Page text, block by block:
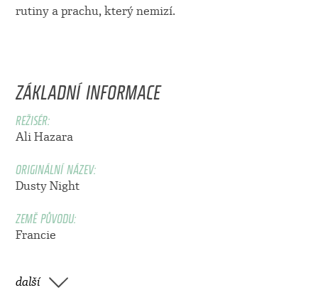
rutiny a prachu, který nemizí.
ZÁKLADNÍ INFORMACE
REŽISÉR:
Ali Hazara
ORIGINÁLNÍ NÁZEV:
Dusty Night
ZEMĚ PŮVODU:
Francie
další